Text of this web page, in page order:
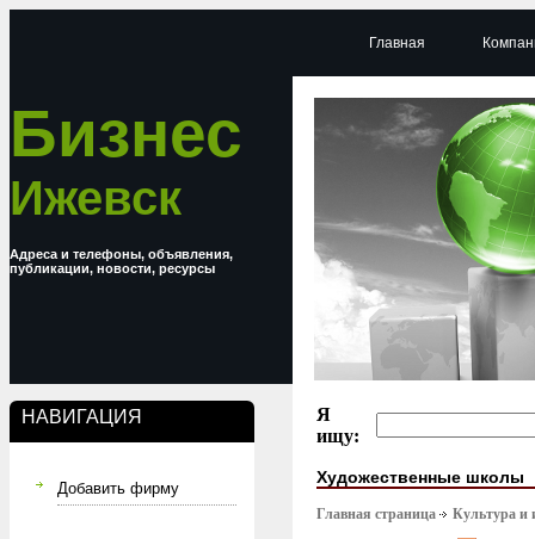
Бизнес
Ижевск
Адреса и телефоны, объявления,
публикации, новости, ресурсы
НАВИГАЦИЯ
Добавить фирму
Главная
Я
ищу:
Художественные школы
Главная страница Культура и